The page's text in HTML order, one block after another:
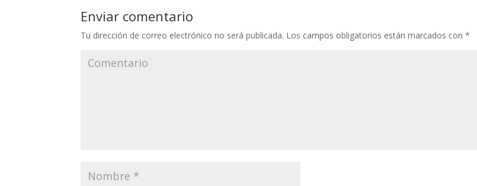
Enviar comentario
Tu dirección de correo electrónico no será publicada. Los campos obligatorios están marcados con *